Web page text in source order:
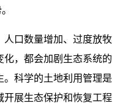
人口数量增加、过度放牧
化，都会加剧生态系统的
。科学的土地利用管理是
展生态保护和恢复工程